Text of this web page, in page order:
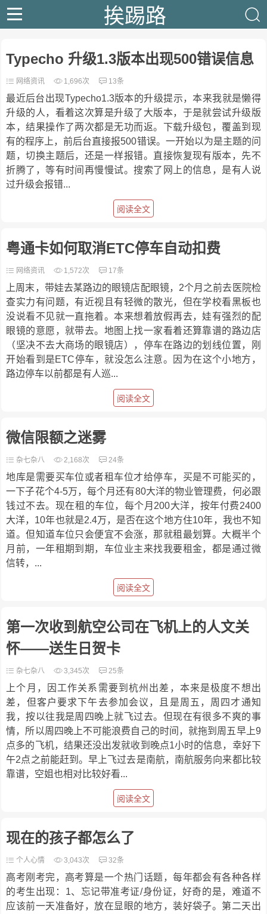
挨踢路
Typecho 升级1.3版本出现500错误信息
网络资讯 1,696次 13条
最近后台出现Typecho1.3版本的升级提示，本来我就是懒得
升级的人，看着这次算是升级了大版本，于是就尝试升级版
本，结果操作了两次都是无功而返。下载升级包，覆盖到现
有的程序上，前后台直接报500错误。一开始以为是主题的问
题，切换主题后，还是一样报错。直接恢复现有版本，先不
折腾了，等有时间再慢慢试。搜索了网上的信息，是有人说
过升级会报错...
阅读全文
粤通卡如何取消ETC停车自动扣费
网络资讯 1,572次 17条
上周末，带娃去某路边的眼镜店配眼镜，2个月之前去医院检
查实力有问题，有近视且有轻微的散光，但在学校看黑板也
没说看不见就一直拖着。本来想着放假再去，娃有强烈的配
眼镜的意愿，就带去。地图上找一家看着还算靠谱的路边店
（坚决不去大商场的眼镜店），停车在路边的划线位置，刚
开始看到是ETC停车，就没怎么注意。因为在这个小地方，
路边停车以前都是有人巡...
阅读全文
微信限额之迷雾
杂七杂八 2,168次 24条
地库是需要买车位或者租车位才给停车，买是不可能买的，
一下子花个4-5万，每个月还有80大洋的物业管理费，何必跟
钱过不去。现在租的车位，每个月200大洋，按年付费2400
大洋，10年也就是2.4万，是否在这个地方住10年，我也不知
道。但知道车位只会便宜不会涨，那就租最划算。大概半个
月前，一年租期到期，车位业主来找我要租金，都是通过微
信转，...
阅读全文
第一次收到航空公司在飞机上的人文关
怀——送生日贺卡
杂七杂八 3,345次 25条
上个月，因工作关系需要到杭州出差，本来是极度不想出
差，但客户要求下午去参加会议，且是周五，周四才通知
我，按以往我是周四晚上就飞过去。但现在有很多不爽的事
情，所以周四晚上不可能浪费自己的时间，就拖到周五早上9
点多的飞机，结果还没出发就收到晚点1小时的信息，幸好下
午2点之前能赶到。早上飞过去是南航，南航服务向来都比较
靠谱，空姐也相对比较好看...
阅读全文
现在的孩子都怎么了
个人心情 3,043次 32条
高考刚考完，高考算是一个热门话题，每年都会有各种各样
的考生出现：1、忘记带准考证/身份证，好奇的是，难道不
应该前一天准备好，放在显眼的地方，装好袋子。第二天出